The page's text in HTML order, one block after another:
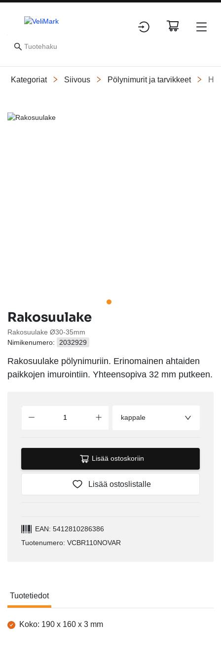
Kategoriat Siivous Pölynimurit ja tarvikkeet
Slide 1 of 1
Rakosuulake
Rakosuulake Ø30-35mm
Nimikenumero:
2032929
Rakosuulake pölynimuriin. Erinomainen ahtaiden
paikkojen imurointiin. Yhteensopiva 32 mm putkeen.
kappale
Lisää ostoskoriin
Lisää ostoslistalle
EAN: 5412810286386
Tuotenumero: VCBR110NOVAR
Tuotetiedot
Tuotetiedot
Koko: 190 x 160 x 3 mm